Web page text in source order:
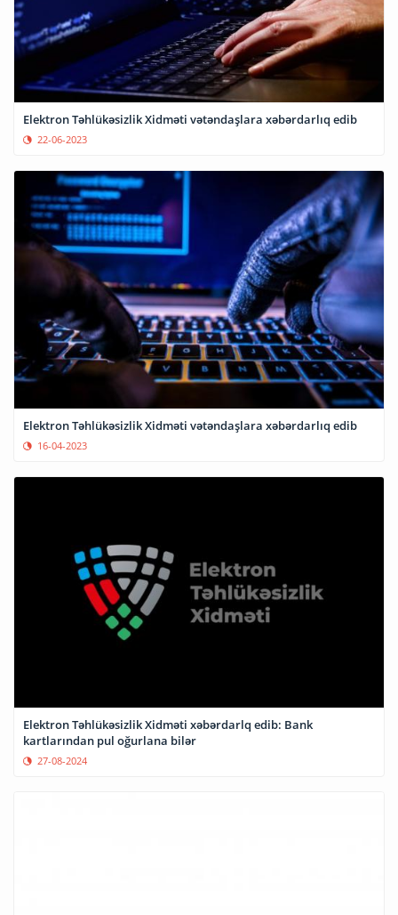
Elektron Təhlükəsizlik Xidməti vətəndaşlara xəbərdarlıq edib
22-06-2023
Elektron Təhlükəsizlik Xidməti vətəndaşlara xəbərdarlıq edib
16-04-2023
Elektron Təhlükəsizlik Xidməti xəbərdarlq edib: Bank
kartlarından pul oğurlana bilər
27-08-2024